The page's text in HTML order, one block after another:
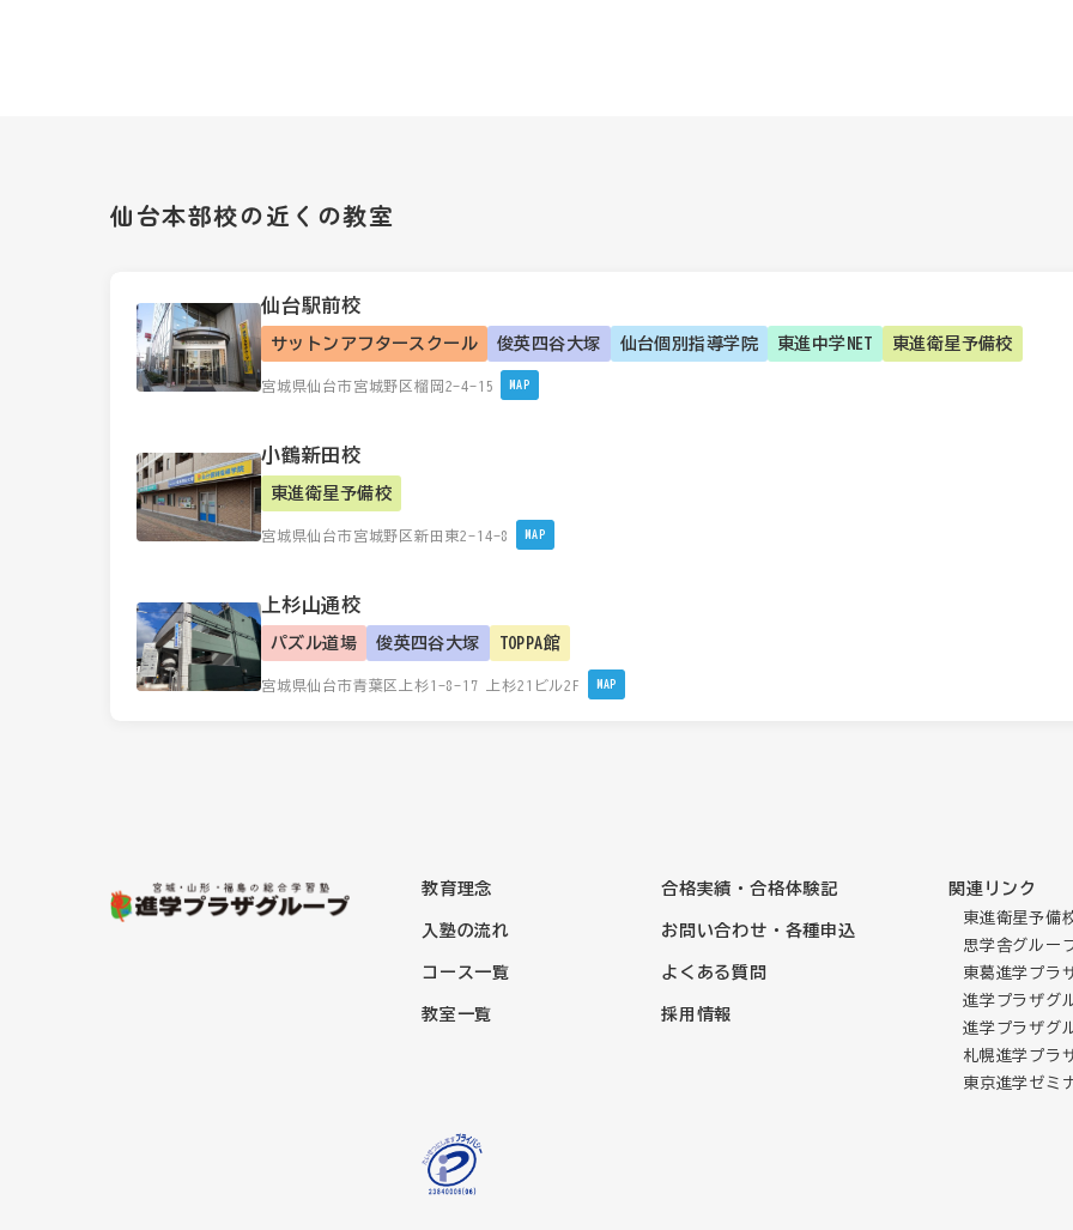
仙台本部校の近くの教室
仙台駅前校
サットンアフタースクール 俊英四谷大塚 仙台個別指導学院 東進中学NET 東進衛星予備校
宮城県仙台市宮城野区榴岡2-4-15 MAP
小鶴新田校
東進衛星予備校
宮城県仙台市宮城野区新田東2-14-8 MAP
上杉山通校
パズル道場 俊英四谷大塚 TOPPA館
宮城県仙台市青葉区上杉1-8-17 上杉21ビル2F MAP
教育理念
入塾の流れ
コース一覧
教室一覧
合格実績・合格体験記
お問い合わせ・各種申込
よくある質問
採用情報
関連リンク
東進衛星予備
思学舎グルー
東葛進学プラ
進学プラザグ
進学プラザグ
札幌進学プラ
東京進学ゼミ